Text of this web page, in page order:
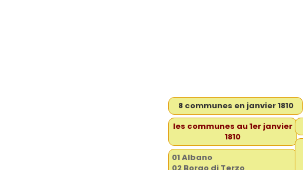
8 communes en janvier 1810
les communes au 1er janvier
1810
01 Albano
02 Borgo di Terzo